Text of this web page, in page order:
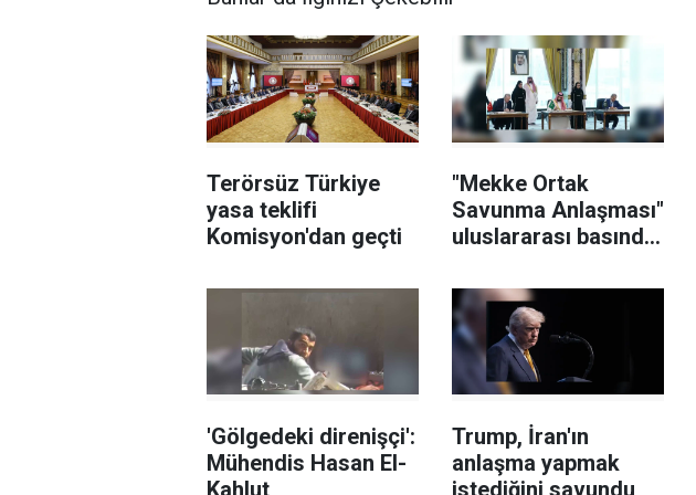
Terörsüz Türkiye
yasa teklifi
Komisyon'dan geçti
"Mekke Ortak
Savunma Anlaşması"
uluslararası basında
'Gölgedeki direnişçi':
Mühendis Hasan El-
Kahlut
Trump, İran'ın
anlaşma yapmak
istediğini savundu